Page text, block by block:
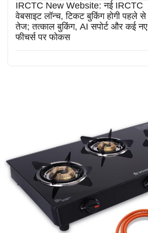
IRCTC New Website: नई IRCTC
वेबसाइट लॉन्च, टिकट बुकिंग होगी पहले से
तेज; तत्काल बुकिंग, AI सपोर्ट और कई नए
फीचर्स पर फोकस